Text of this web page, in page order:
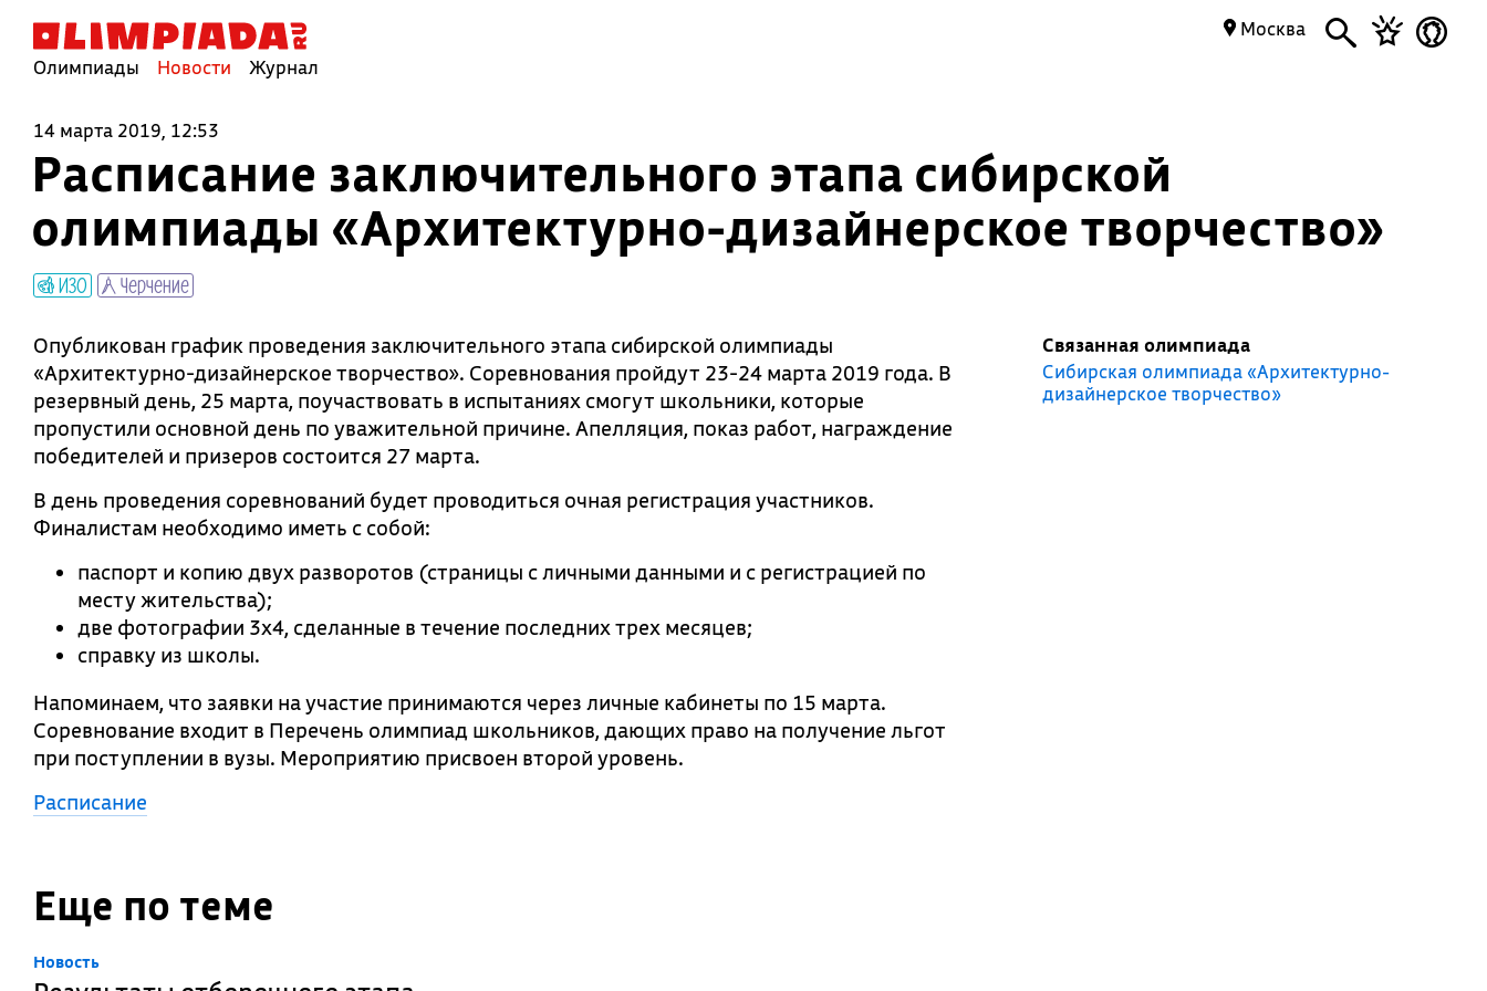
Олимпиады Новости Журнал
Москва
14 марта 2019, 12:53
Расписание заключительного этапа сибирской
олимпиады «Архитектурно-дизайнерское творчество»
ИЗО Черчение
Опубликован график проведения заключительного этапа сибирской олимпиады
«Архитектурно-дизайнерское творчество». Соревнования пройдут 23-24 марта 2019 года. В
резервный день, 25 марта, поучаствовать в испытаниях смогут школьники, которые
пропустили основной день по уважительной причине. Апелляция, показ работ, награждение
победителей и призеров состоится 27 марта.
В день проведения соревнований будет проводиться очная регистрация участников.
Финалистам необходимо иметь с собой:
паспорт и копию двух разворотов (страницы с личными данными и с регистрацией по
месту жительства);
две фотографии 3х4, сделанные в течение последних трех месяцев;
справку из школы.
Напоминаем, что заявки на участие принимаются через личные кабинеты по 15 марта.
Соревнование входит в Перечень олимпиад школьников, дающих право на получение льгот
при поступлении в вузы. Мероприятию присвоен второй уровень.
Расписание
Связанная олимпиада
Сибирская олимпиада «Архитектурно-
дизайнерское творчество»
Еще по теме
Новость